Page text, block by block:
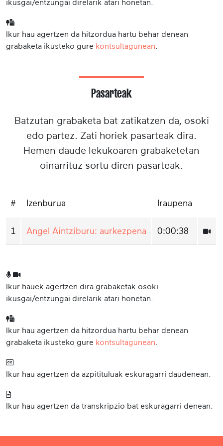
ikusgai/entzungai direlarik atari honetan.
Ikur hau agertzen da hitzordua hartu behar denean
grabaketa ikusteko gure kontsultagunean
Pasarteak
Batzutan grabaketa bat zatikatzen da, osoki
edo partez. Zati horiek pasarteak dira.
Hemen daude lekukoaren grabaketetan
oinarrituz sortu diren pasarteak.
# Izenburua Iraupena
1 Angel Aintziburu: aurkezpena 0:00:38
Ikur hauek agertzen dira grabaketak osoki
ikusgai/entzungai direlarik atari honetan.
Ikur hau agertzen da hitzordua hartu behar denean
grabaketa ikusteko gure kontsultagunean
Ikur hau agertzen da azpitituluak eskuragarri daudenean.
Ikur hau agertzen da transkripzio bat eskuragarri denean.